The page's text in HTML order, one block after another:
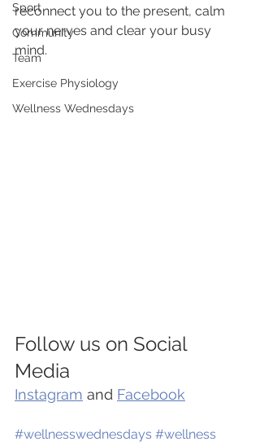
Sport
Community
Team
Exercise Physiology
Wellness Wednesdays
reconnect you to the present, calm
your nerves and clear your busy
mind.
Follow us on Social
Media
Instagram and Facebook
#wellnesswednesdays #wellness